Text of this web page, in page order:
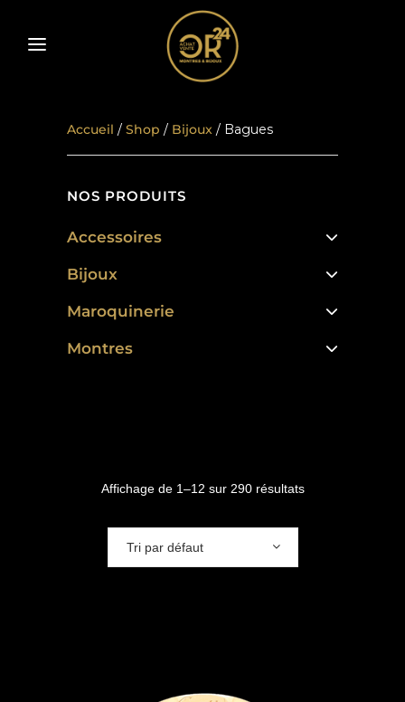
NOS PRODUITS
Accessoires
Bijoux
Maroquinerie
Montres
Accueil / Shop / Bijoux / Bagues
Affichage de 1–12 sur 290 résultats
Tri par défaut